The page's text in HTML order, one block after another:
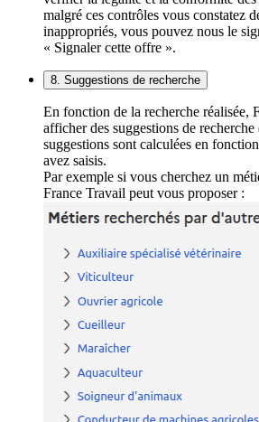
malgré ces contrôles vous constatez
inappropriés, vous pouvez nous le
« Signaler cette offre ».
8. Suggestions de recherche
En fonction de la recherche réalisée,
afficher des suggestions de
suggestions sont calculées en
avez saisis.
Par exemple si vous cherchez un
France Travail peut vous proposer :